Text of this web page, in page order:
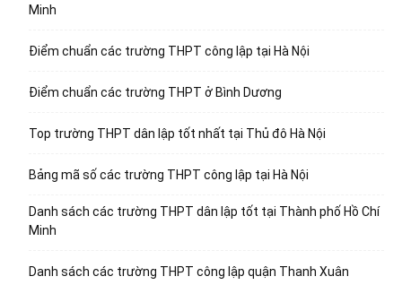
Minh
Điểm chuẩn các trường THPT công lập tại Hà Nội
Điểm chuẩn các trường THPT ở Bình Dương
Top trường THPT dân lập tốt nhất tại Thủ đô Hà Nội
Bảng mã số các trường THPT công lập tại Hà Nội
Danh sách các trường THPT dân lập tốt tại Thành phố Hồ Chí
Minh
Danh sách các trường THPT công lập quận Thanh Xuân